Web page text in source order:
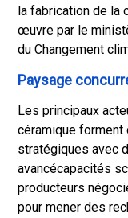
la fabrication de la
œuvre par le
du Changement
Paysage
Les principaux
céramique
stratégiques avec
avancécapacités
producteurs
pour mener des